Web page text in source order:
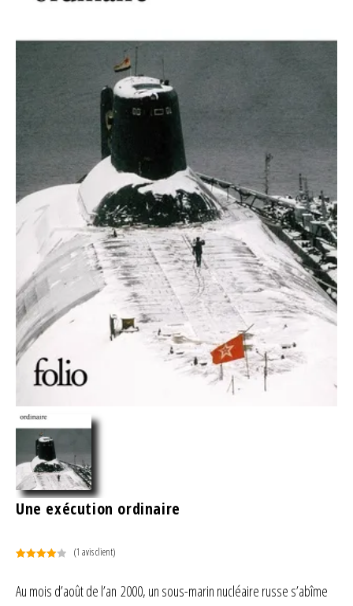
Une exécution ordinaire
basé
(1 avis client)
Au mois d’août de l’an 2000, un sous-marin nucléaire russe s’abîme